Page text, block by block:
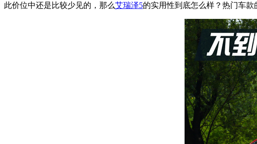
此价位中还是比较少见的，那么艾瑞泽5的实用性到底怎么样？热门车款